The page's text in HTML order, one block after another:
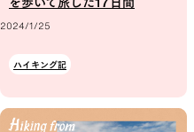
を歩いて旅した17日間
2024/1/25
ハイキング記